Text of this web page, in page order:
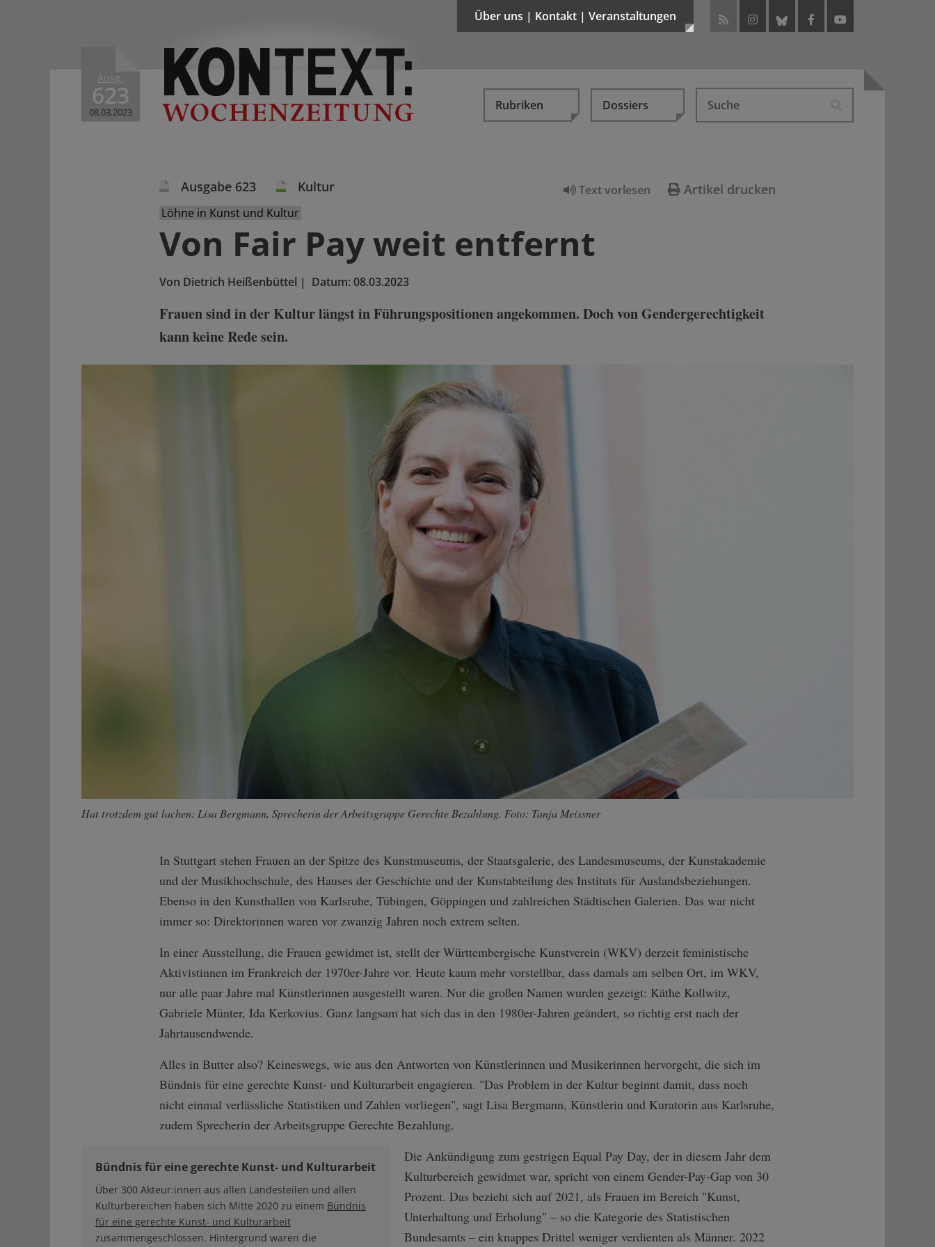
Ausg.
623
08.03.2023
Über uns | Kontakt | Veranstaltungen
Rubriken Dossiers
Text vorlesen Artikel drucken
Ausgabe 623 Kultur
Löhne in Kunst und Kultur
Von Fair Pay weit entfernt
Von Dietrich Heißenbüttel | Datum:08.03.2023
Frauen sind in der Kultur längst in Führungspositionen angekommen. Doch von Gendergerechtigkeit
kann keine Rede sein.
Hat trotzdem gut lachen: Lisa Bergmann, Sprecherin der Arbeitsgruppe Gerechte Bezahlung. Foto: Tanja Meissner
In Stuttgart stehen Frauen an der Spitze des Kunstmuseums, der Staatsgalerie, des Landesmuseums, der Kunstakademie
und der Musikhochschule, des Hauses der Geschichte und der Kunstabteilung des Instituts für Auslandsbeziehungen.
Ebenso in den Kunsthallen von Karlsruhe, Tübingen, Göppingen und zahlreichen Städtischen Galerien. Das war nicht
immer so: Direktorinnen waren vor zwanzig Jahren noch extrem selten.
In einer Ausstellung, die Frauen gewidmet ist, stellt der Württembergische Kunstverein (WKV) derzeit feministische
Aktivistinnen im Frankreich der 1970er-Jahre vor. Heute kaum mehr vorstellbar, dass damals am selben Ort, im WKV,
nur alle paar Jahre mal Künstlerinnen ausgestellt waren. Nur die großen Namen wurden gezeigt: Käthe Kollwitz,
Gabriele Münter, Ida Kerkovius. Ganz langsam hat sich das in den 1980er-Jahren geändert, so richtig erst nach der
Jahrtausendwende.
Alles in Butter also? Keineswegs, wie aus den Antworten von Künstlerinnen und Musikerinnen hervorgeht, die sich im
Bündnis für eine gerechte Kunst- und Kulturarbeit engagieren. "Das Problem in der Kultur beginnt damit, dass noch
nicht einmal verlässliche Statistiken und Zahlen vorliegen", sagt Lisa Bergmann, Künstlerin und Kuratorin aus Karlsruhe,
zudem Sprecherin der Arbeitsgruppe Gerechte Bezahlung.
Bündnis für eine gerechte Kunst- und Kulturarbeit
Über 300 Akteur:innen aus allen Landesteilen und allen
Kulturbereichen haben sich Mitte 2020 zu einem Bündnis
für eine gerechte Kunst- und Kulturarbeit
zusammengeschlossen. Hintergrund waren die
Die Ankündigung zum gestrigen Equal Pay Day, der in diesem Jahr dem
Kulturbereich gewidmet war, spricht von einem Gender-Pay-Gap von 30
Prozent. Das bezieht sich auf 2021, als Frauen im Bereich "Kunst,
Unterhaltung und Erholung" – so die Kategorie des Statistischen
Bundesamts – ein knappes Drittel weniger verdienten als Männer. 2022